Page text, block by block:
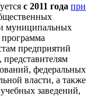
с 2011 года при
муниципальных
программа
предприятий
представителям
федеральных
власти, а также
заведений,